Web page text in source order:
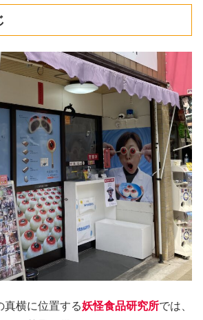
真横に位置する妖怪食品研究所では、